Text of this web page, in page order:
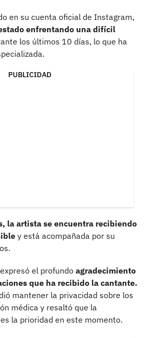
en su cuenta oficial de Instagram,
enfrentando una difícil
los últimos 10 días, lo que ha
PUBLICIDAD
la artista se encuentra recibiendo
y está acompañada por su
el profundo agradecimiento
que ha recibido la cantante.
mantener la privacidad sobre los
médica y resaltó que la
la prioridad en este momento.